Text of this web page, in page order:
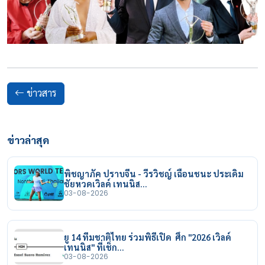
ข่าวสาร
ข่าวล่าสุด
พิชญาภัค ปราบจีน - วีรวิชญ์ เฉือนชนะ ประเดิม
ชัยหวดเวิลด์ เทนนิส…
03-08-2026
ยู 14 ทีมชาติไทย ร่วมพิธีเปิด ศึก "2026 เวิลด์
เทนนิส" ที่เช็ก…
03-08-2026